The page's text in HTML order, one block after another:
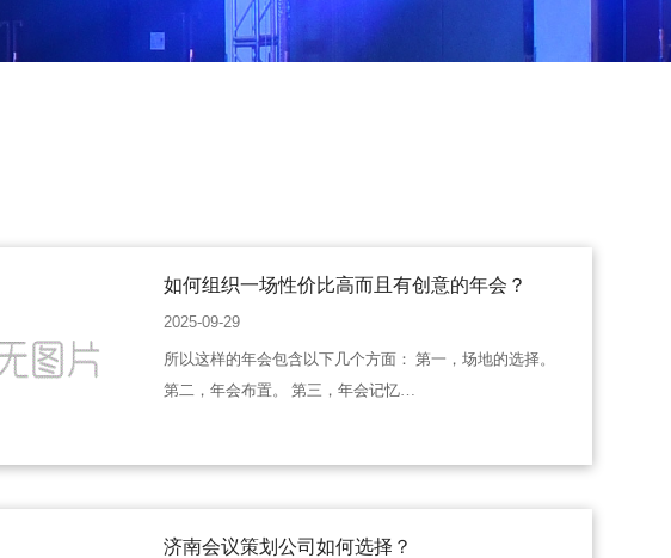
如何组织一场性价比高而且有创意的年会？
2025-09-29
所以这样的年会包含以下几个方面： 第一，场地的选择。
第二，年会布置。 第三，年会记忆…
济南会议策划公司如何选择？